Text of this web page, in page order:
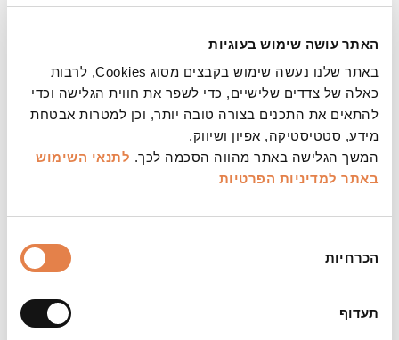
האתר עושה שימוש בעוגיות
באתר שלנו נעשה שימוש בקבצים מסוג Cookies, לרבות
כאלה של צדדים שלישיים, כדי לשפר את חווית הגלישה וכדי
להתאים את התכנים בצורה טובה יותר, וכן למטרות אבטחת
מידע, סטטיסטיקה, אפיון ושיווק.
המשך הגלישה באתר מהווה הסכמה לכך. לתנאי השימוש
באתר למדיניות הפרטיות
הסכמה
הכרחיות
תעדוף
הדמויותהאיקוניות מסרט הפולחן האהוב: צ'רלי,
ששון, גילה, מיקוועוד.
עיצוב:
עדי ברק
כשעה וחצי ללא הפסקה
הערות:
למופעים זה כמות מוגבלת של כרטיסים שניתן